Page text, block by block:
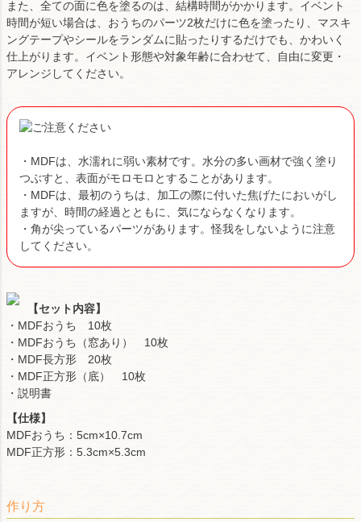
また、全ての面に色を塗るのは、結構時間がかかります。イベント
時間が短い場合は、おうちのパーツ2枚だけに色を塗ったり、マスキ
ングテープやシールをランダムに貼ったりするだけでも、かわいく
仕上がります。イベント形態や対象年齢に合わせて、自由に変更・
アレンジしてください。
・MDFは、水濡れに弱い素材です。水分の多い画材で強く塗り
つぶすと、表面がモロモロとすることがあります。
・MDFは、最初のうちは、加工の際に付いた焦げたにおいがし
ますが、時間の経過とともに、気にならなくなります。
・角が尖っているパーツがあります。怪我をしないように注意
してください。
【セット内容】
・MDFおうち 10枚
・MDFおうち（窓あり） 10枚
・MDF長方形 20枚
・MDF正方形（底） 10枚
・説明書
【仕様】
MDFおうち：5cm×10.7cm
MDF正方形：5.3cm×5.3cm
作り方